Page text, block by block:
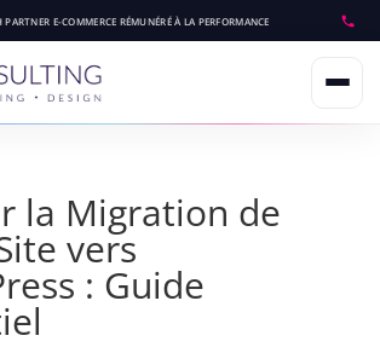
PARTNER E-COMMERCE RÉMUNÉRÉ À LA PERFORMANCE
la Migration de
vers
: Guide